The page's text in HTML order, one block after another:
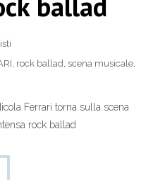
rock ballad scena musicale
Ferrari torna sulla scena
rock ballad